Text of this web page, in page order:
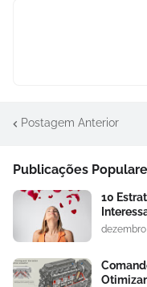
Postagem Anterior
Publicações
10
dezembro